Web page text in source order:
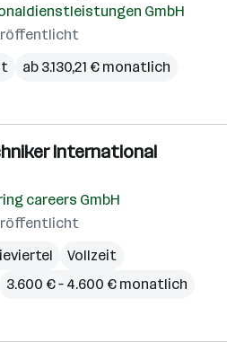
GmbH
ab 3.130,21 € monatlich
International
careers GmbH
Vollzeit
3.600 € – 4.600 € monatlich